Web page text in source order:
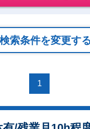
検索条件を変更す
1